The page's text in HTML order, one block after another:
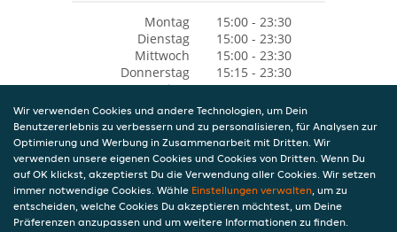
Montag
15:00 - 23:30
Dienstag
15:00 - 23:30
Mittwoch
15:00 - 23:30
Donnerstag
15:15 - 23:30
Freitag
15:00 - 23:45
Samstag
15:00 - 23:45
Sonntag
11:45 - 23:30
Wir verwenden Cookies und andere Technologien, um Dein
Benutzererlebnis zu verbessern und zu personalisieren, für Analysen zur
Optimierung und Werbung in Zusammenarbeit mit Dritten. Wir
verwenden unsere eigenen Cookies und Cookies von Dritten. Wenn Du
auf OK klickst, akzeptierst Du die Verwendung aller Cookies. Wir setzen
immer notwendige Cookies. Wähle Einstellungen verwalten, um zu
entscheiden, welche Cookies Du akzeptieren möchtest, um Deine
Präferenzen anzupassen und um weitere Informationen zu finden.